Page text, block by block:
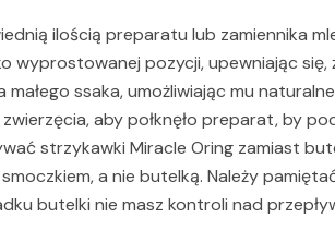
ilością preparatu lub zamiennika
wyprostowanej pozycji, upewniając
ssaka, umożliwiając mu
aby połknęło preparat, by
strzykawki Miracle Oring zamiast
a nie butelką. Należy
butelki nie masz kontroli nad